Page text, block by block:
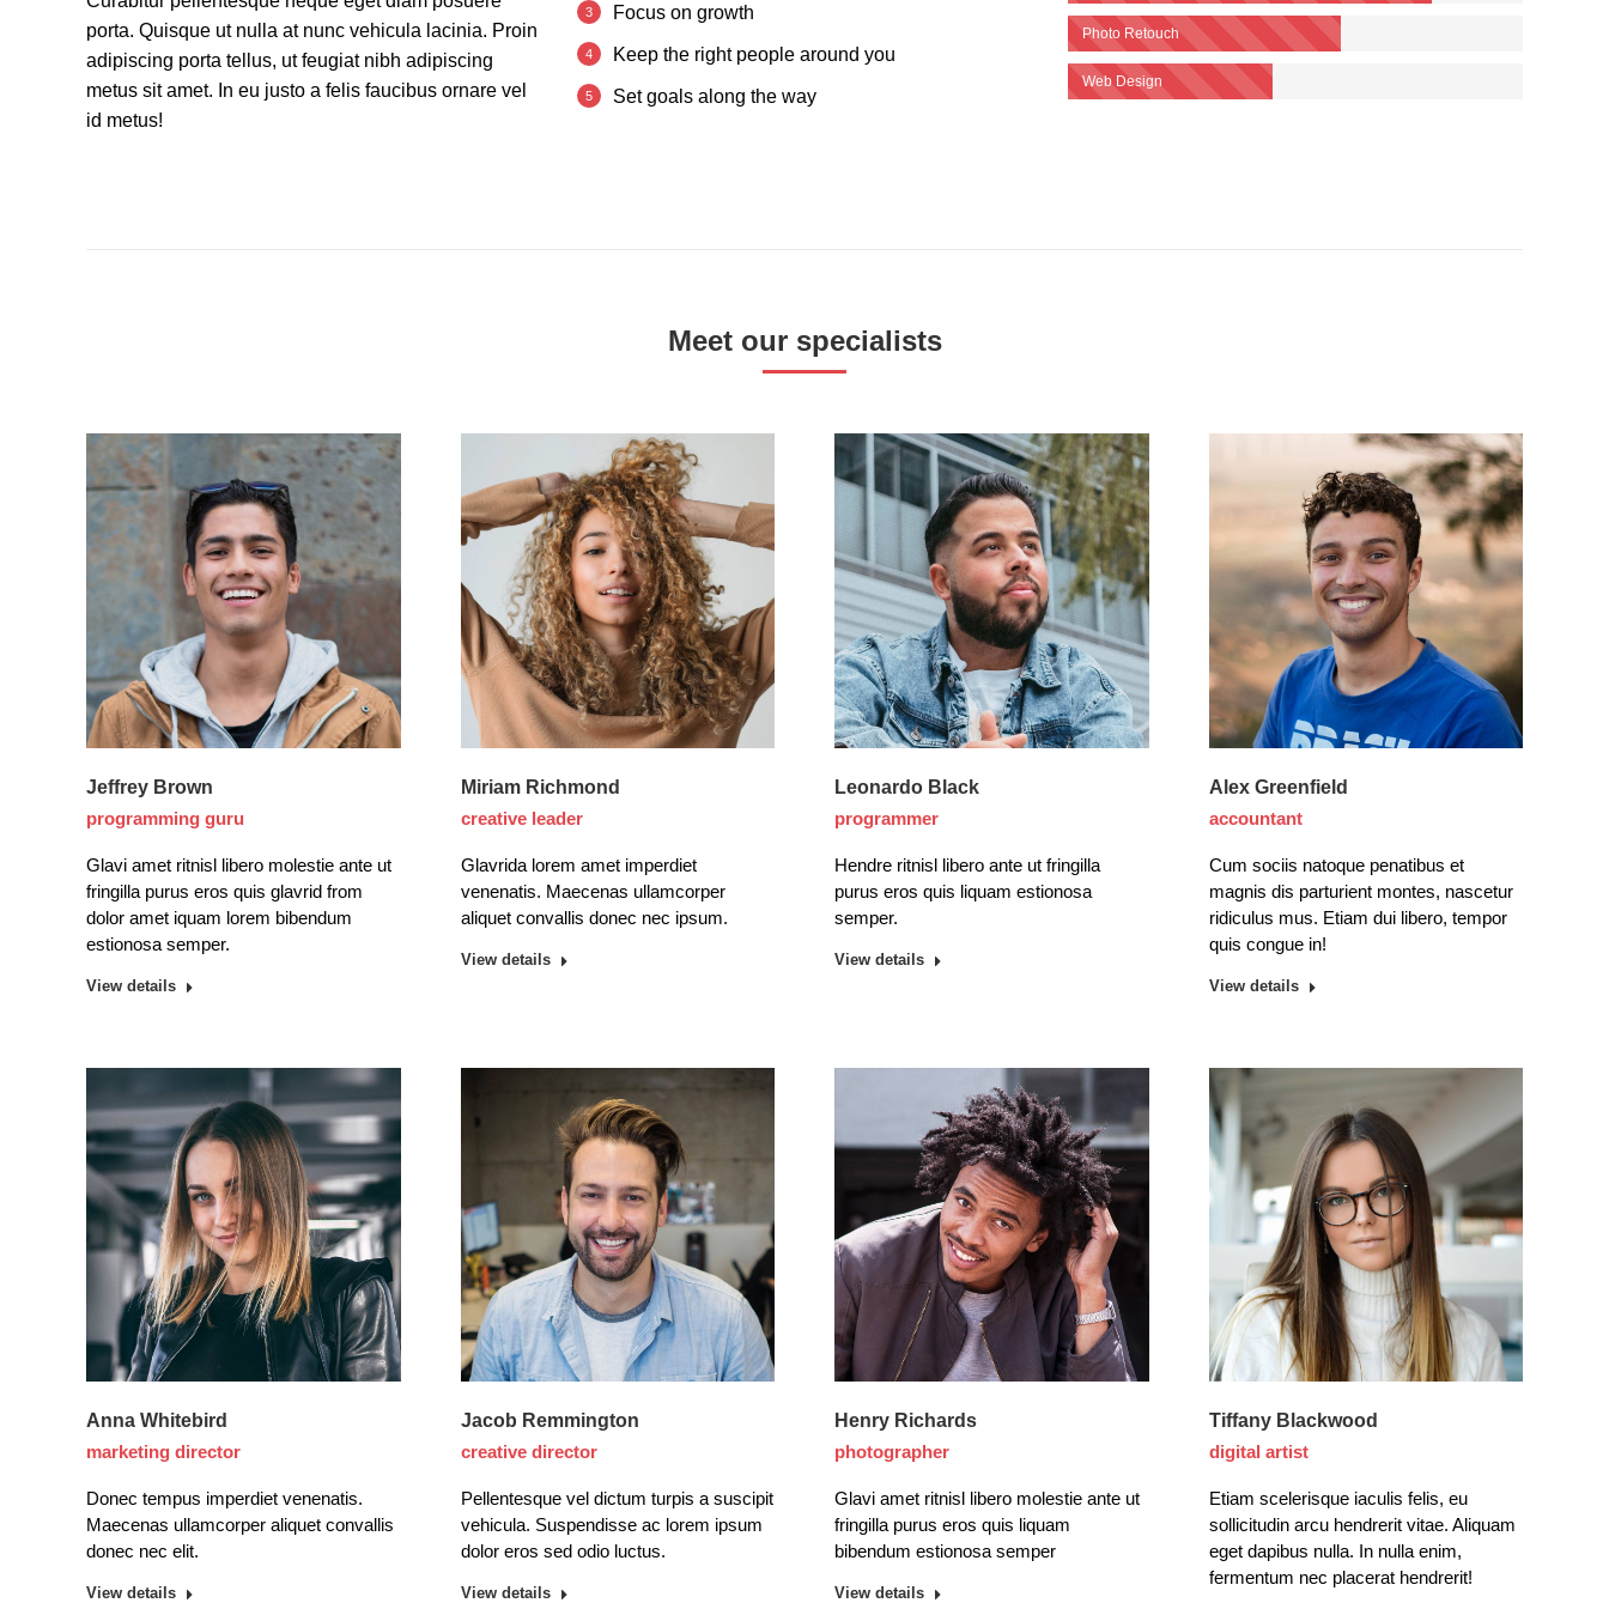
porta. Quisque ut nulla at nunc vehicula lacinia. Proin
adipiscing porta tellus, ut feugiat nibh adipiscing
metus sit amet. In eu justo a felis faucibus ornare vel
id metus!
Focus on growth
Keep the right people around you
Set goals along the way
Photo Retouch
Web Design
Meet our specialists
Jeffrey Brown
programming guru
Glavi amet ritnisl libero molestie ante ut
fringilla purus eros quis glavrid from
dolor amet iquam lorem bibendum
estionosa semper.
View details
Miriam Richmond
creative leader
Glavrida lorem amet imperdiet
venenatis. Maecenas ullamcorper
aliquet convallis donec nec ipsum.
View details
Leonardo Black
programmer
Hendre ritnisl libero ante ut fringilla
purus eros quis liquam estionosa
semper.
View details
Alex Greenfield
accountant
Cum sociis natoque penatibus et
magnis dis parturient montes, nascetur
ridiculus mus. Etiam dui libero, tempor
quis congue in!
View details
Anna Whitebird
marketing director
Donec tempus imperdiet venenatis.
Maecenas ullamcorper aliquet convallis
donec nec elit.
View details
Jacob Remmington
creative director
Pellentesque vel dictum turpis a suscipit
vehicula. Suspendisse ac lorem ipsum
dolor eros sed odio luctus.
View details
Henry Richards
photographer
Glavi amet ritnisl libero molestie ante ut
fringilla purus eros quis liquam
bibendum estionosa semper
View details
Tiffany Blackwood
digital artist
Etiam scelerisque iaculis felis, eu
sollicitudin arcu hendrerit vitae. Aliquam
eget dapibus nulla. In nulla enim,
fermentum nec placerat hendrerit!